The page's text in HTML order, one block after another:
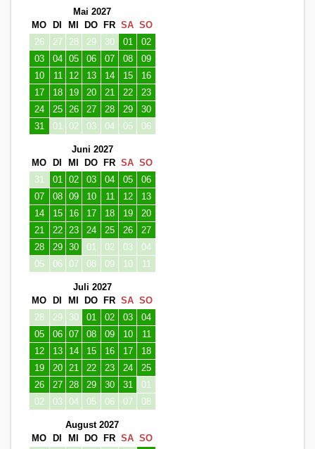
Mai 2027
MO
DI MI DO FR SA SO
26
27 28 29 30 01
02
03
04 05 06 07 08
09
10
11 12 13 14 15
16
17
18 19 20 21 22
23
24
25 26 27 28 29
30
31
01 02 03 04 05 06
Juni 2027
MO
DI MI DO FR SA SO
31
01 02 03 04 05
06
07
08 09 10 11 12
13
14
15 16 17 18 19
20
21
22 23 24 25 26
27
28
29 30 01 02 03
04
05
06 07 08 09 10 11
Juli 2027
MO
DI MI DO FR SA SO
28
29 30 01 02 03
04
05
06 07 08 09 10
11
12
13 14 15 16 17
18
19
20 21 22 23 24
25
26
27 28 29 30 31
01
02
03 04 05 06 07 08
August 2027
MO
DI MI DO FR SA SO